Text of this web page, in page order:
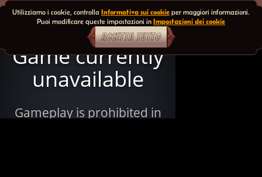
Utilizziamo i cookie, controlla Informativa sui cookie per maggiori informazioni.
Puoi modificare queste impostazioni in Impostazioni dei cookie
ACCETTA TUTTO